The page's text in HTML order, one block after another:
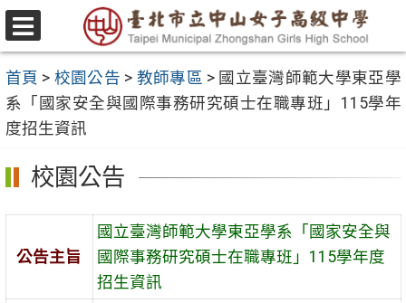
跳
至
要
內
容
區
選
單
首頁 > 校園公告 > 教師專區 > 國立臺灣師範大學東亞學
系「國家安全與國際事務研究碩士在職專班」115學年
度招生資訊
校園公告
公告主旨
國立臺灣師範大學東亞學系「國家安全與
國際事務研究碩士在職專班」115學年度
招生資訊